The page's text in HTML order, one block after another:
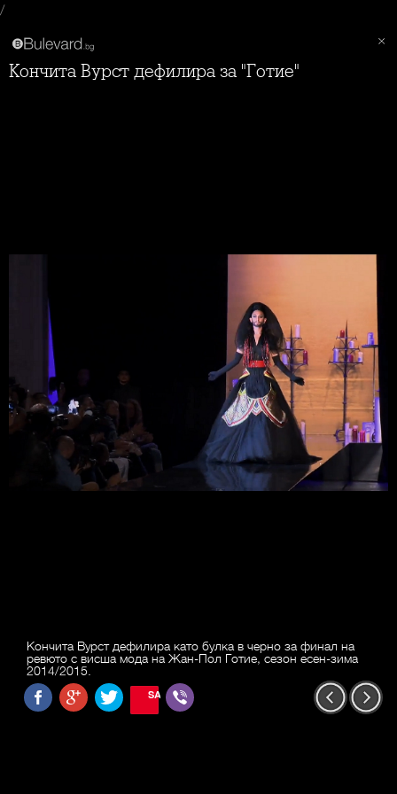
/
Кончита Вурст дефилира за "Готие"
Кончита Вурст дефилира като булка в черно за финал на
ревюто с висша мода на Жан-Пол Готие, сезон есен-зима
2014/2015.
SAVE